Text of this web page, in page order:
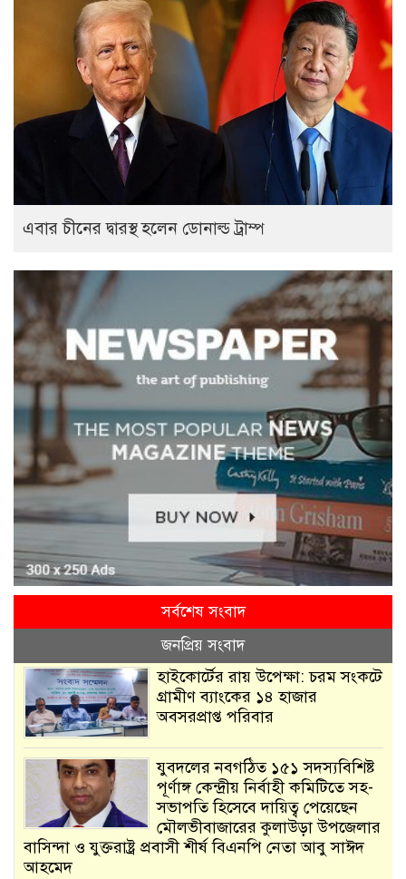
এবার চীনের দ্বারস্থ হলেন ডোনাল্ড ট্রাম্প
সর্বশেষ সংবাদ
জনপ্রিয় সংবাদ
হাইকোর্টের রায় উপেক্ষা: চরম সংকটে
গ্রামীণ ব্যাংকের ১৪ হাজার
অবসরপ্রাপ্ত পরিবার
যুবদলের নবগঠিত ১৫১ সদস্যবিশিষ্ট
পূর্ণাঙ্গ কেন্দ্রীয় নির্বাহী কমিটিতে সহ-
সভাপতি হিসেবে দায়িত্ব পেয়েছেন
মৌলভীবাজারের কুলাউড়া উপজেলার
বাসিন্দা ও যুক্তরাষ্ট্র প্রবাসী শীর্ষ বিএনপি নেতা আবু সাঈদ
আহমেদ